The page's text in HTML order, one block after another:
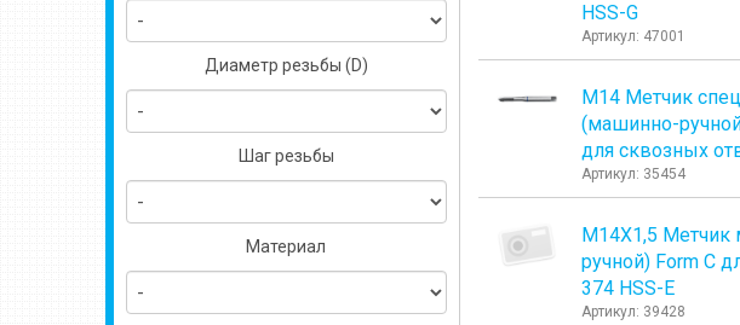
Диаметр резьбы (D)
Шаг резьбы
Материал
HSS-G
Артикул: 47001
М14 Метчик
(машинно-
для сквозных
Артикул: 35454
М14Х1,5
ручной) Form C
374 HSS-E
Артикул: 39428